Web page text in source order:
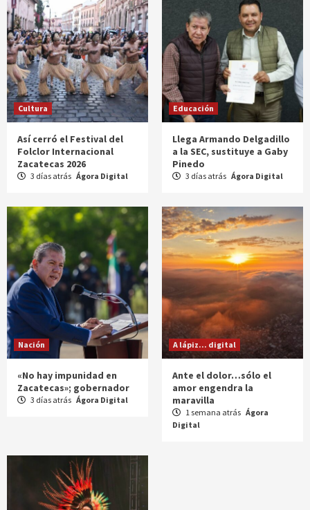
Cultura
Así cerró el Festival del
Folclor Internacional
Zacatecas 2026
3 días atrás Ágora Digital
Educación
Llega Armando Delgadillo
a la SEC, sustituye a Gaby
Pinedo
3 días atrás Ágora Digital
Nación
«No hay impunidad en
Zacatecas»; gobernador
3 días atrás Ágora Digital
A lápiz... digital
Ante el dolor…sólo el
amor engendra la
maravilla
1 semana atrás Ágora
Digital